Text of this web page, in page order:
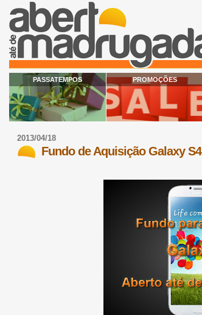
PASSATEMPOS PROMOÇÕES
2013/04/18
Fundo de Aquisição Galaxy S4